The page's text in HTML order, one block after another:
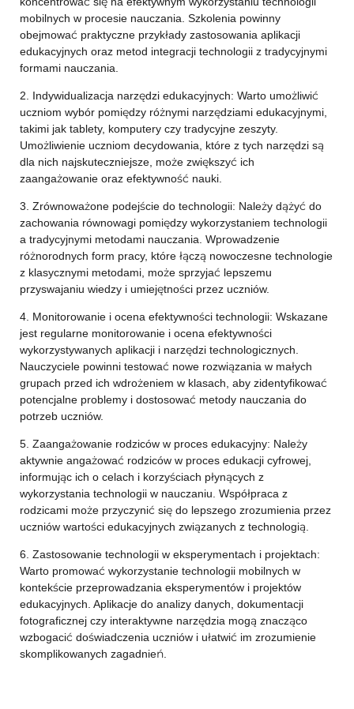
mobilnych w procesie nauczania. Szkolenia powinny
obejmować praktyczne przykłady zastosowania aplikacji
edukacyjnych oraz metod integracji technologii z tradycyjnymi
formami nauczania.
2. Indywidualizacja narzędzi edukacyjnych: Warto umożliwić
uczniom wybór pomiędzy różnymi narzędziami edukacyjnymi,
takimi jak tablety, komputery czy tradycyjne zeszyty.
Umożliwienie uczniom decydowania, które z tych narzędzi są
dla nich najskuteczniejsze, może zwiększyć ich
zaangażowanie oraz efektywność nauki.
3. Zrównoważone podejście do technologii: Należy dążyć do
zachowania równowagi pomiędzy wykorzystaniem technologii
a tradycyjnymi metodami nauczania. Wprowadzenie
różnorodnych form pracy, które łączą nowoczesne technologie
z klasycznymi metodami, może sprzyjać lepszemu
przyswajaniu wiedzy i umiejętności przez uczniów.
4. Monitorowanie i ocena efektywności technologii: Wskazane
jest regularne monitorowanie i ocena efektywności
wykorzystywanych aplikacji i narzędzi technologicznych.
Nauczyciele powinni testować nowe rozwiązania w małych
grupach przed ich wdrożeniem w klasach, aby zidentyfikować
potencjalne problemy i dostosować metody nauczania do
potrzeb uczniów.
5. Zaangażowanie rodziców w proces edukacyjny: Należy
aktywnie angażować rodziców w proces edukacji cyfrowej,
informując ich o celach i korzyściach płynących z
wykorzystania technologii w nauczaniu. Współpraca z
rodzicami może przyczynić się do lepszego zrozumienia przez
uczniów wartości edukacyjnych związanych z technologią.
6. Zastosowanie technologii w eksperymentach i projektach:
Warto promować wykorzystanie technologii mobilnych w
kontekście przeprowadzania eksperymentów i projektów
edukacyjnych. Aplikacje do analizy danych, dokumentacji
fotograficznej czy interaktywne narzędzia mogą znacząco
wzbogacić doświadczenia uczniów i ułatwić im zrozumienie
skomplikowanych zagadnień.